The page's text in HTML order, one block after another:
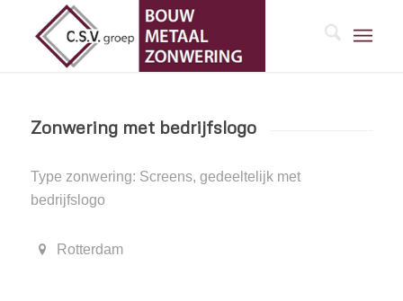
Zonwering met bedrijfslogo
Type zonwering: Screens, gedeeltelijk met
bedrijfslogo
Rotterdam